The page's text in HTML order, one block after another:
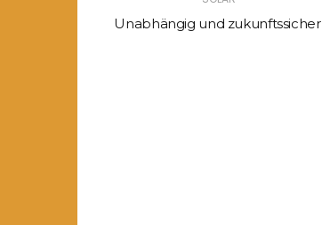
Unabhängig und zukunftssicher